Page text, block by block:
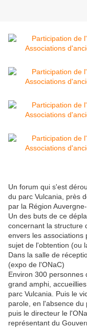
Un forum qui s'est
du parc Vulcania, près
par la Région
Un des buts de ce
concernant la structure
envers les associations
sujet de l'obtention (ou
Dans la salle de
(expo de l'ONaC)
Environ 300 personnes
grand amphi,
parc Vulcania. Puis le
parole, en l'absence du
puis le directeur le
représentant du